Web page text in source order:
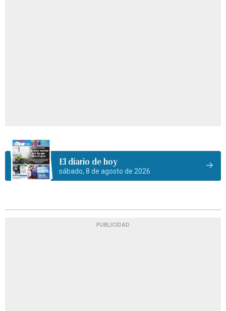
El diario de hoy
sábado, 8 de agosto de 2026
PUBLICIDAD